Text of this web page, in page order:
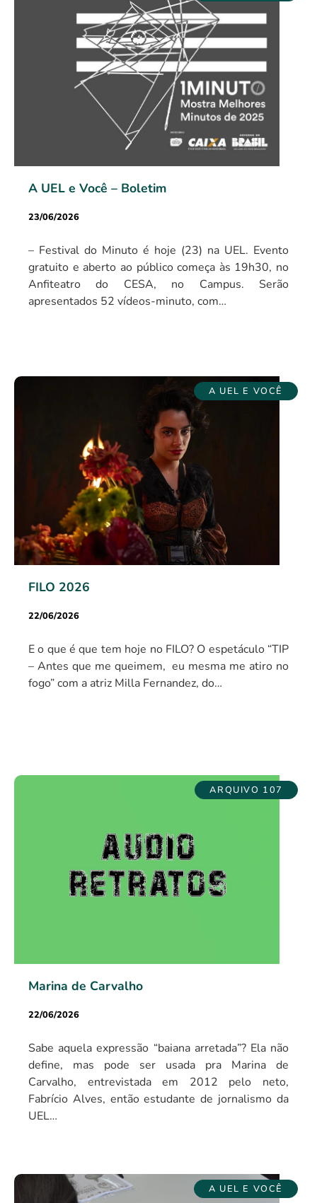
A UEL e Você – Boletim
23/06/2026
– Festival do Minuto é hoje (23) na UEL. Evento
gratuito e aberto ao público começa às 19h30, no
Anfiteatro do CESA, no Campus. Serão
apresentados 52 vídeos-minuto, com…
A UEL E VOCÊ
FILO 2026
22/06/2026
E o que é que tem hoje no FILO? O espetáculo “TIP
– Antes que me queimem, eu mesma me atiro no
fogo” com a atriz Milla Fernandez, do…
ARQUIVO 107
Marina de Carvalho
22/06/2026
Sabe aquela expressão “baiana arretada”? Ela não
define, mas pode ser usada pra Marina de
Carvalho, entrevistada em 2012 pelo neto,
Fabrício Alves, então estudante de jornalismo da
UEL…
A UEL E VOCÊ